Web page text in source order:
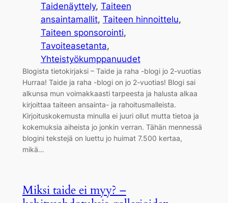
Taidenäyttely, Taiteen
ansaintamallit, Taiteen hinnoittelu
Taiteen sponsorointi
Tavoiteasetanta
Yhteistyökumppanuudet
Blogista tietokirjaksi – Taide ja raha -blogi jo 2-vuotias
Hurraa! Taide ja raha -blogi on jo 2-vuotias! Blogi sai
alkunsa mun voimakkaasti tarpeesta ja halusta alkaa
kirjoittaa taiteen ansainta- ja rahoitusmalleista.
Kirjoituskokemusta minulla ei juuri ollut mutta tietoa ja
kokemuksia aiheista jo jonkin verran. Tähän mennessä
blogini tekstejä on luettu jo huimat 7.500 kertaa,
mikä…
Miksi taide ei myy? –